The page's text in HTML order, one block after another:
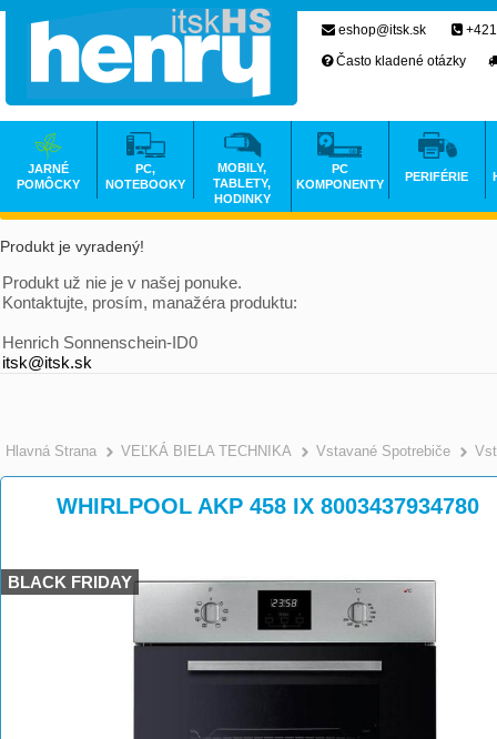
Produkt je vyradený!
Produkt už nie je v našej ponuke.
Kontaktujte, prosím, manažéra produktu:
Henrich Sonnenschein-ID0
itsk@itsk.sk
Hlavná Strana >
VEĽKÁ BIELA TECHNIKA >
Vstavané Spotrebiče
WHIRLPOOL AKP 458 IX 8003437934780
BLACK FRIDAY
eshop@itsk.sk
Často kladené otázky
JARNÉ
POMÔCKY
PC,
NOTEBOOKY
MOBILY,
TABLETY,
HODINKY
PC
KOMPONENTY
PERIFÉRIE